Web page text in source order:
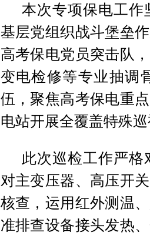
本次专项保电工作
基层党组织战斗堡垒
高考保电党员突击队
变电检修等专业抽调
伍，聚焦高考保电重
电站开展全覆盖特殊
此次巡检工作严
对主变压器、高压开
核查，运用红外测温
准排查设备接头发热